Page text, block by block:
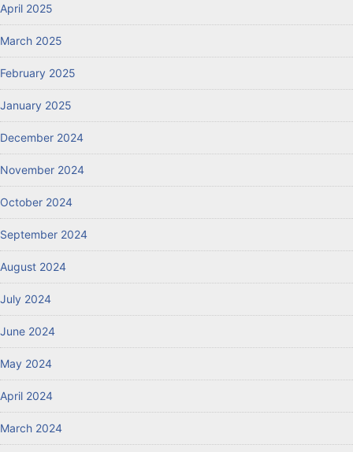
April 2025
March 2025
February 2025
January 2025
December 2024
November 2024
October 2024
September 2024
August 2024
July 2024
June 2024
May 2024
April 2024
March 2024